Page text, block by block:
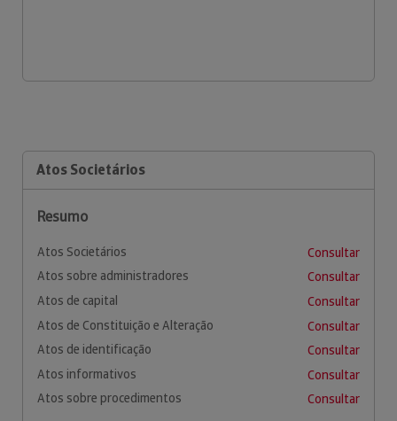
Atos Societários
Resumo
Atos Societários
Consultar
Atos sobre administradores
Consultar
Atos de capital
Consultar
Atos de Constituição e Alteração
Consultar
Atos de identificação
Consultar
Atos informativos
Consultar
Atos sobre procedimentos
Consultar